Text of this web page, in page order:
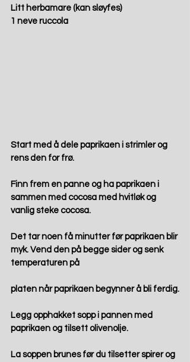
Litt herbamare (kan sløyfes)
1 neve ruccola
Start med å dele paprikaen i strimler og
rens den for frø.
Finn frem en panne og ha paprikaen i
sammen med cocosa med hvitløk og
vanlig steke cocosa.
Det tar noen få minutter før paprikaen blir
myk. Vend den på begge sider og senk
temperaturen på
platen når paprikaen begynner å bli ferdig.
Legg opphakket sopp i pannen med
paprikaen og tilsett olivenolje.
La soppen brunes før du tilsetter spirer og